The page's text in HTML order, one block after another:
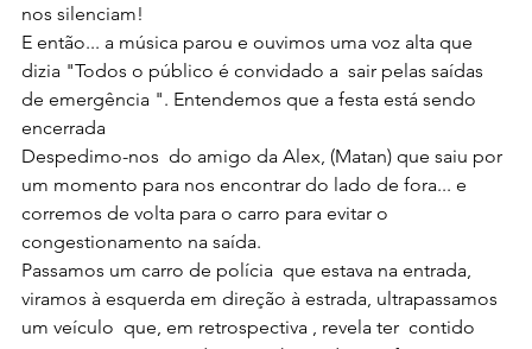
nos silenciam!
E então... a música parou e ouvimos uma voz alta que
dizia "Todos o público é convidado a  sair pelas saídas
de emergência ". Entendemos que a festa está sendo
encerrada
Despedimo-nos  do amigo da Alex, (Matan) que saiu por
um momento para nos encontrar do lado de fora... e
corremos de volta para o carro para evitar o
congestionamento na saída.
Passamos um carro de polícia  que estava na entrada,
viramos à esquerda em direção à estrada, ultrapassamos
um veículo  que, em retrospectiva , revela ter  contido